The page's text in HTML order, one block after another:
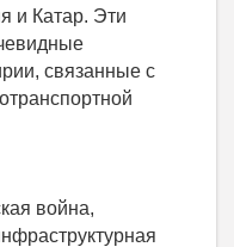
и Катар. Эти
связанные с
война,